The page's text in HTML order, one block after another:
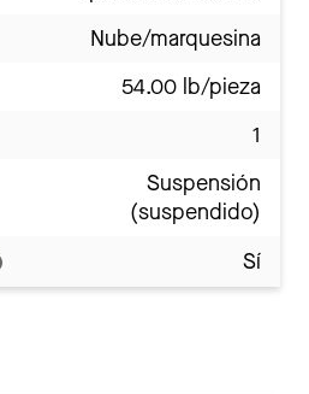
Nube/marquesina
54.00 lb/pieza
1
Suspensión
(suspendido)
Sí